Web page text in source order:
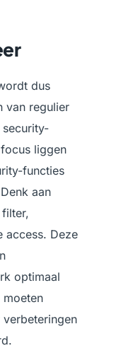
dus
van regulier
liggen
functies
aan
access. Deze
optimaal